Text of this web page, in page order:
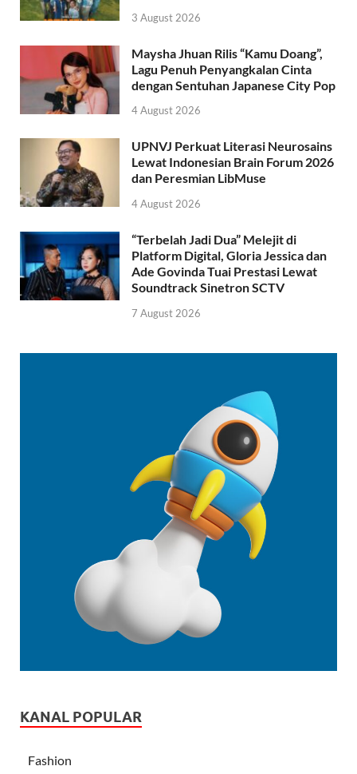
3 August 2026
Maysha Jhuan Rilis “Kamu Doang”,
Lagu Penuh Penyangkalan Cinta
dengan Sentuhan Japanese City Pop
4 August 2026
UPNVJ Perkuat Literasi Neurosains
Lewat Indonesian Brain Forum 2026
dan Peresmian LibMuse
4 August 2026
“Terbelah Jadi Dua” Melejit di
Platform Digital, Gloria Jessica dan
Ade Govinda Tuai Prestasi Lewat
Soundtrack Sinetron SCTV
7 August 2026
KANAL POPULAR
Fashion